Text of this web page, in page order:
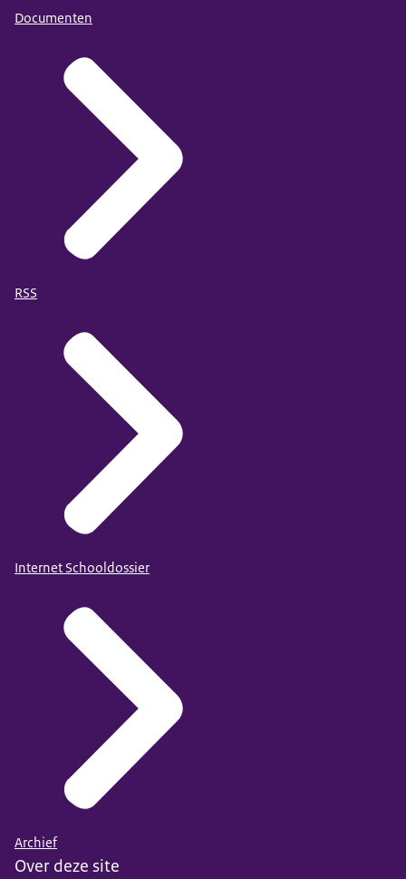
Documenten
RSS
Internet Schooldossier
Archief
Over deze site